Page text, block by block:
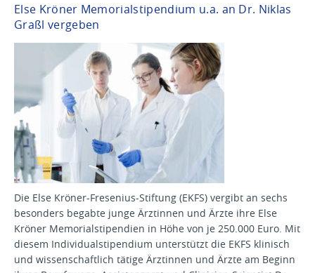
Else Kröner Memorialstipendium u.a. an Dr. Niklas
Graßl vergeben
Die Else Kröner-Fresenius-Stiftung (EKFS) vergibt an sechs
besonders begabte junge Ärztinnen und Ärzte ihre Else
Kröner Memorialstipendien in Höhe von je 250.000 Euro. Mit
diesem Individualstipendium unterstützt die EKFS klinisch
und wissenschaftlich tätige Ärztinnen und Ärzte am Beginn